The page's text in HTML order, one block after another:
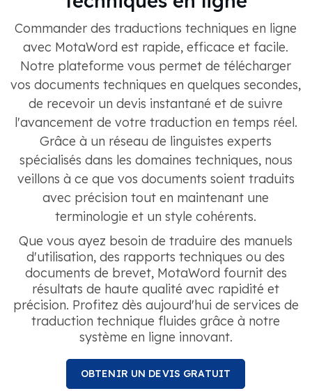
Commander des traductions techniques en ligne
avec MotaWord est rapide, efficace et facile.
Notre plateforme vous permet de télécharger
vos documents techniques en quelques secondes,
de recevoir un devis instantané et de suivre
l'avancement de votre traduction en temps réel.
Grâce à un réseau de linguistes experts
spécialisés dans les domaines techniques, nous
veillons à ce que vos documents soient traduits
avec précision tout en maintenant une
terminologie et un style cohérents.
Que vous ayez besoin de traduire des manuels
d'utilisation, des rapports techniques ou des
documents de brevet, MotaWord fournit des
résultats de haute qualité avec rapidité et
précision. Profitez dès aujourd'hui de services de
traduction technique fluides grâce à notre
système en ligne innovant.
OBTENIR UN DEVIS GRATUIT